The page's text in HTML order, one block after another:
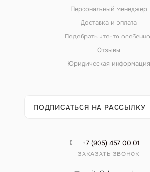
Персональный менеджер
Доставка и оплата
Подобрать что-то
Отзывы
Юридическая информация
ПОДПИСАТЬСЯ НА РАССЫЛКУ
+7 (905) 457 00 01
ЗАКАЗАТЬ ЗВОНОК